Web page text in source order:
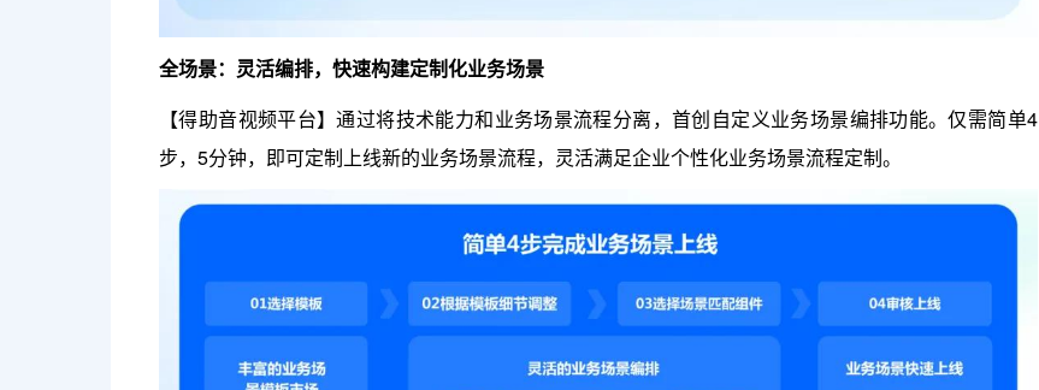
全场景：灵活编排，快速构建定制化业务场景
【得助音视频平台】通过将技术能力和业务场景流程分离，首创自定义业务场景编排功能。仅需简单4
步，5分钟，即可定制上线新的业务场景流程，灵活满足企业个性化业务场景流程定制。